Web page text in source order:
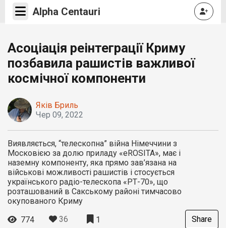
Alpha Centauri
Асоціація реінтеграції Криму
позбавила рашистів важливої
космічної компоненти
Яків Бриль
Чер 09, 2022
Виявляється, “телескопна” війна Німеччини з
Московією за долю приладу «eROSITA», має і
наземну компоненту, яка прямо зав’язана на
військові можливості рашистів і стосується
українського радіо-телескопа «РТ-70», що
розташований в Сакському районі тимчасово
окупованого Криму
774
36 1 Share